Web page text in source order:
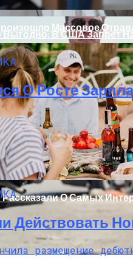
Реакция На Тарифы
В США Запрет
Массовое
Рассказали О Самых
О Росте
Действовать